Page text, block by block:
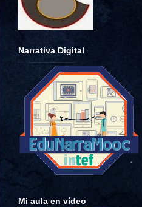
Narrativa Digital
Mi aula en vídeo